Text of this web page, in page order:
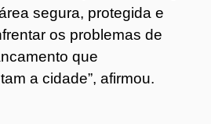
segura, protegida e
os problemas de
que
a cidade”, afirmou.